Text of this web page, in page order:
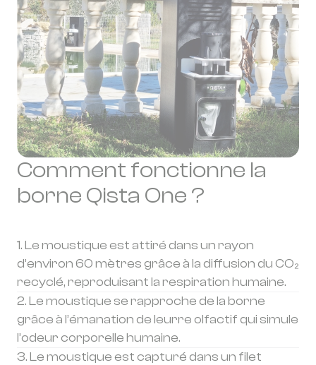
Comment fonctionne la
borne Qista One ?
1. Le moustique est attiré dans un rayon
d’environ 60 mètres grâce à la diffusion du CO₂
recyclé, reproduisant la respiration humaine.
2. Le moustique se rapproche de la borne
grâce à l’émanation de leurre olfactif qui simule
l’odeur corporelle humaine.
3. Le moustique est capturé dans un filet